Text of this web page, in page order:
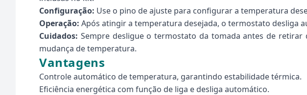
Configuração: Use o pino de ajuste para configurar a temperatura
Operação: Após atingir a temperatura desejada, o termostato desliga
Cuidados: Sempre desligue o termostato da tomada antes de
mudança de temperatura.
Vantagens
Controle automático de temperatura, garantindo estabilidade térmica.
Eficiência energética com função de liga e desliga automático.